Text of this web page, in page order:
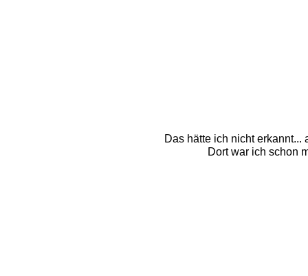
Das hätte ich nicht
Dort war ich schon